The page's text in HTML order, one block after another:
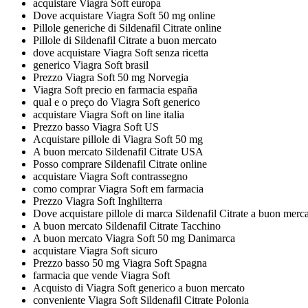
acquistare Viagra Soft europa
Dove acquistare Viagra Soft 50 mg online
Pillole generiche di Sildenafil Citrate online
Pillole di Sildenafil Citrate a buon mercato
dove acquistare Viagra Soft senza ricetta
generico Viagra Soft brasil
Prezzo Viagra Soft 50 mg Norvegia
Viagra Soft precio en farmacia españa
qual e o preço do Viagra Soft generico
acquistare Viagra Soft on line italia
Prezzo basso Viagra Soft US
Acquistare pillole di Viagra Soft 50 mg
A buon mercato Sildenafil Citrate USA
Posso comprare Sildenafil Citrate online
acquistare Viagra Soft contrassegno
como comprar Viagra Soft em farmacia
Prezzo Viagra Soft Inghilterra
Dove acquistare pillole di marca Sildenafil Citrate a buon
A buon mercato Sildenafil Citrate Tacchino
A buon mercato Viagra Soft 50 mg Danimarca
acquistare Viagra Soft sicuro
Prezzo basso 50 mg Viagra Soft Spagna
farmacia que vende Viagra Soft
Acquisto di Viagra Soft generico a buon mercato
conveniente Viagra Soft Sildenafil Citrate Polonia